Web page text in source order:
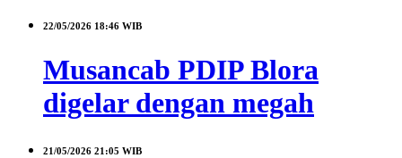
22/05/2026 18:46 WIB
Musancab PDIP Blora
digelar dengan megah
21/05/2026 21:05 WIB